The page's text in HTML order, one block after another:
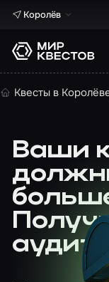
Королёв
Квесты в
Ваши